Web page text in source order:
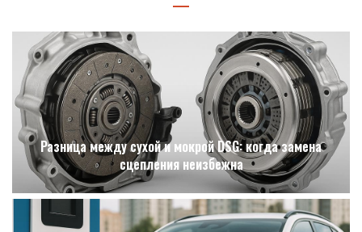
Разница между сухой и мокрой DSG: когда замена
сцепления неизбежна